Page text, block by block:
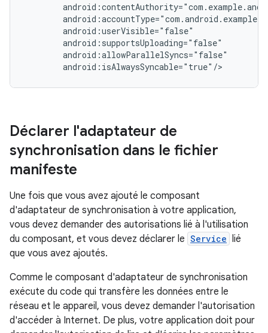
android:isAlwaysSyncable="true"/>
Déclarer l'adaptateur de
synchronisation dans le fichier
manifeste
Une fois que vous avez ajouté le composant
d'adaptateur de synchronisation à votre application,
vous devez demander des autorisations lié à l'utilisation
du composant, et vous devez déclarer le Service lié
que vous avez ajoutés.
Comme le composant d'adaptateur de synchronisation
exécute du code qui transfère les données entre le
réseau et le appareil, vous devez demander l'autorisation
d'accéder à Internet. De plus, votre application doit pour